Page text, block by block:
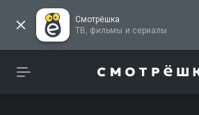
Смотрёшка
ТВ, фильмы и сериалы